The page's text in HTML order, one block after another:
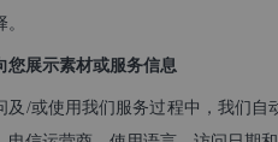
您展示素材或服务信息
及/或使用我们服务过程中，我们